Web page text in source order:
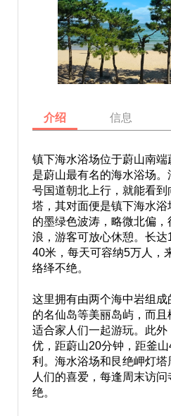
介绍 信息
镇下海水浴场位于蔚山南端
是蔚山最有名的海水浴场
号国道朝北上行，就能看
塔，其对面便是镇下海水
的墨绿色波涛，略微北偏
浪，游客可放心休憩。长
40米，每天可容纳5万人，
络绎不绝。
这里拥有由两个海中岩组
的名仙岛等美丽岛屿，而且
适合家人们一起游玩。此
优，距蔚山20分钟，距釜
利。海水浴场和艮绝岬灯
人们的喜爱，每逢周末访
绝。